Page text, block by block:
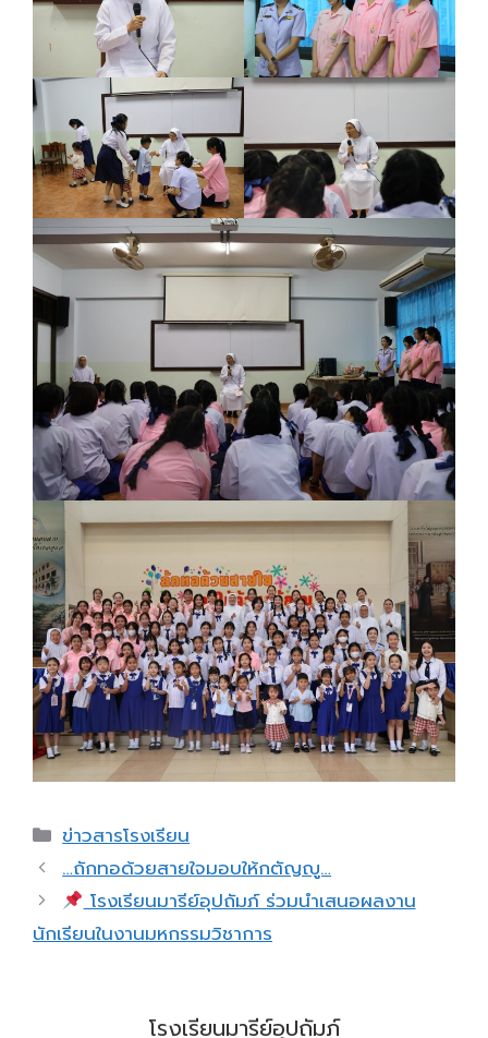
Categories
ข่าวสารโรงเรียน
…ถักทอด้วยสายใจมอบให้กตัญญู…
โรงเรียนมารีย์อุปถัมภ์ ร่วมนำเสนอผลงาน
นักเรียนในงานมหกรรมวิชาการ
โรงเรียนมารีย์อุปถัมภ์